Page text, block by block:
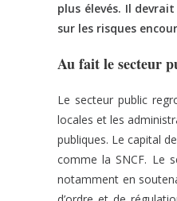
plus élevés. Il
sur les risques
Au fait le secteur
Le secteur public
locales et les
publiques. Le capital
comme la SNCF. Le
notamment en